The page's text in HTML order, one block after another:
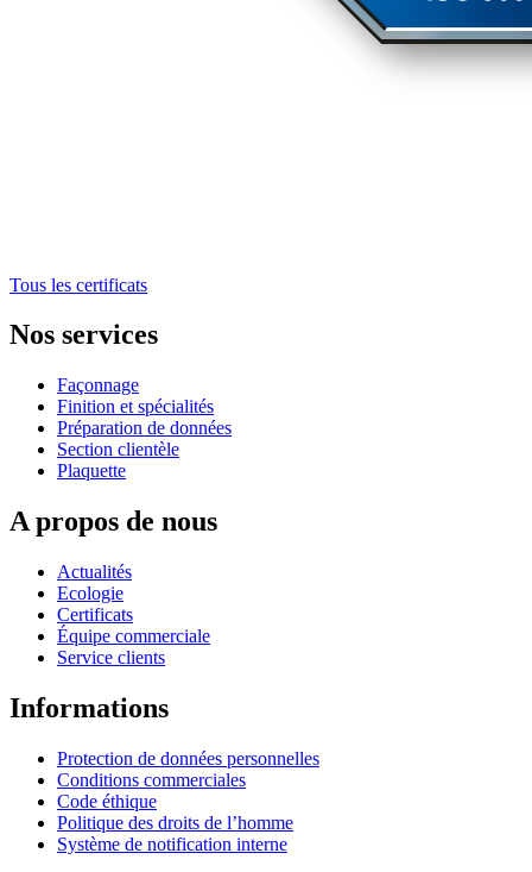
Tous les certificats
Nos services
Façonnage
Finition et spécialités
Préparation de données
Section clientèle
Plaquette
A propos de nous
Actualités
Ecologie
Certificats
Équipe commerciale
Service clients
Informations
Protection de données personnelles
Conditions commerciales
Code éthique
Politique des droits de l’homme
Système de notification interne